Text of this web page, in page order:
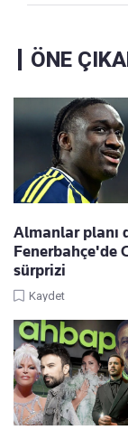
ÖNE
Almanlar planı
Fenerbahçe'de
sürprizi
Kaydet